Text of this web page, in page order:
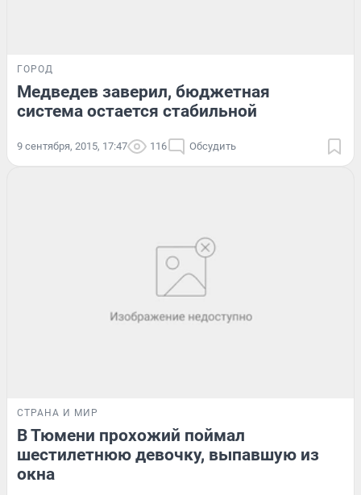
ГОРОД
Медведев заверил, бюджетная
система остается стабильной
9 сентября, 2015, 17:47 116 Обсудить
СТРАНА И МИР
В Тюмени прохожий поймал
шестилетнюю девочку, выпавшую из
окна